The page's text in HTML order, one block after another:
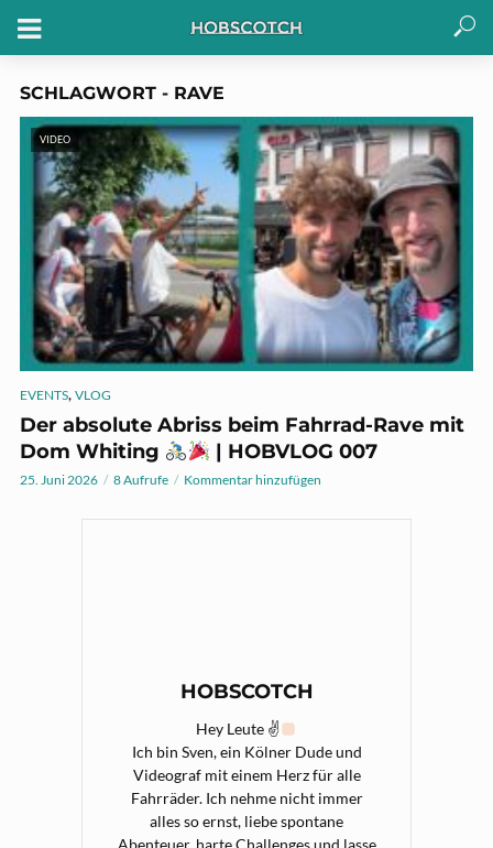
SCHLAGWORT - RAVE
VIDEO
EVENTS, VLOG
Der absolute Abriss beim Fahrrad-Rave mit
Dom Whiting
| HOBVLOG 007
25. Juni 2026 8 Aufrufe Kommentar hinzufügen
HOBSCOTCH
Hey Leute ✌
Ich bin Sven, ein Kölner Dude und
Videograf mit einem Herz für alle
Fahrräder. Ich nehme nicht immer
alles so ernst, liebe spontane